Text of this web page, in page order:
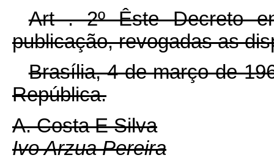
Art . 2º Êste Decreto
publicação, revogadas as
Brasília, 4 de março de
República.
A. Costa E Silva
Ivo Arzua Pereira